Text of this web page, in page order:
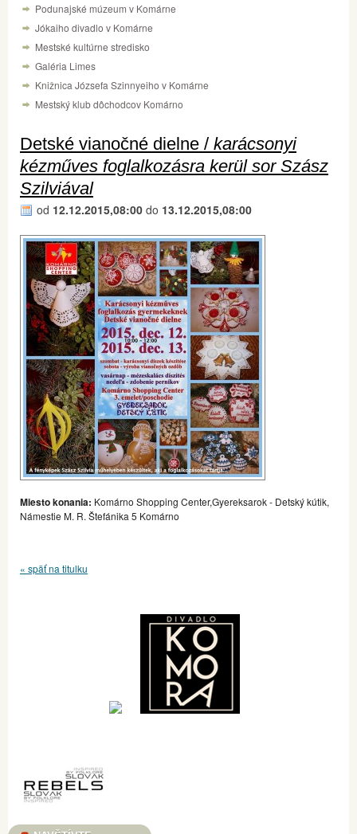
Podunajské múzeum v Komárne
Jókaiho divadlo v Komárne
Mestské kultúrne stredisko
Galéria Limes
Knižnica Józsefa Szinnyeiho v Komárne
Mestský klub dôchodcov Komárno
Detské vianočné dielne / karácsonyi
kézműves foglalkozásra kerül sor Szász
Szilviával
od 12.12.2015,08:00 do 13.12.2015,08:00
Miesto konania: Komárno Shopping Center,Gyereksarok - Detský kútik,
Námestie M. R. Štefánika 5 Komárno
« späť na titulku